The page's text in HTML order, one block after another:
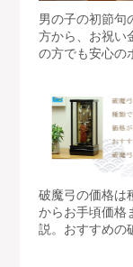
男の子の初節句
方から、お祝い
の方でも安心の
破魔弓の価格は
からお手頃価格
説。おすすめの